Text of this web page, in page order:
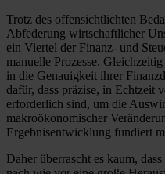
Trotz des offensichtlichten
Abfederung wirtschaftlicher
ein Viertel der Finanz- und
manuelle Prozesse.
in die Genauigkeit ihrer
dafür, dass präzise, in Echtzeit
erforderlich sind, um die
makroökonomischer
Ergebnisentwicklung fundiert
Daher überrascht es kaum,